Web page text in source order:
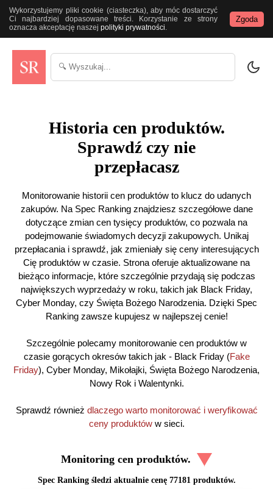
Wykorzystujemy pliki cookie (ciasteczka), aby móc dostarczyć
Ci najbardziej dopasowane treści. Korzystanie ze strony
oznacza akceptację naszej polityki prywatności.
Zgoda
Historia cen produktów.
Sprawdź czy nie
przepłacasz
Monitorowanie historii cen produktów to klucz do udanych
zakupów. Na Spec Ranking znajdziesz szczegółowe dane
dotyczące zmian cen tysięcy produktów, co pozwala na
podejmowanie świadomych decyzji zakupowych. Unikaj
przepłacania i sprawdź, jak zmieniały się ceny interesujących
Cię produktów w czasie. Strona oferuje aktualizowane na
bieżąco informacje, które szczególnie przydają się podczas
największych wyprzedaży w roku, takich jak Black Friday,
Cyber Monday, czy Święta Bożego Narodzenia. Dzięki Spec
Ranking zawsze kupujesz w najlepszej cenie!
Szczególnie polecamy monitorowanie cen produktów w
czasie gorących okresów takich jak - Black Friday (Fake
Friday), Cyber Monday, Mikołajki, Święta Bożego Narodzenia,
Nowy Rok i Walentynki.
Sprawdź również dlaczego warto monitorować i weryfikować
ceny produktóww sieci.
Monitoring cen produktów.
Spec Ranking śledzi aktualnie cenę 77181 produktów.